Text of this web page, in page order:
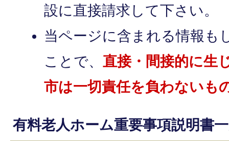
設に直接請求して下さい。
当ページに含まれる情報も
ことで、 直接・間接的に生
市は一切責任を負わないも
有料老人ホーム重要事項説明書